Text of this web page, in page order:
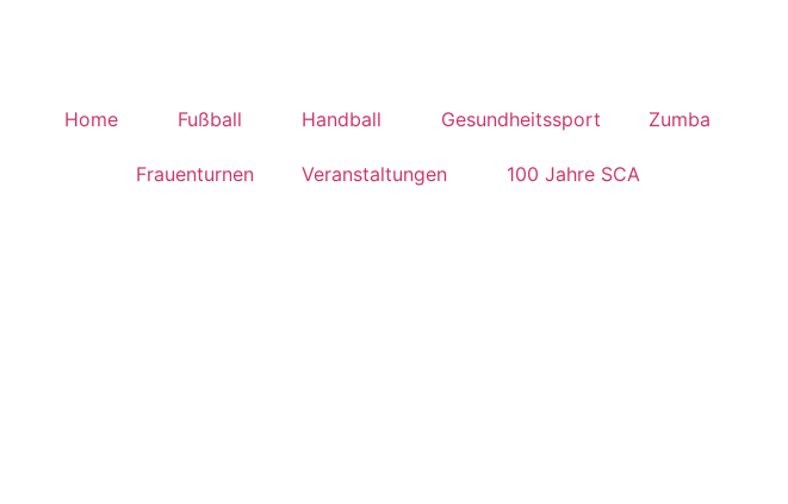
Home Fußball Handball Gesundheitssport Zumba
Frauenturnen Veranstaltungen 100 Jahre SCA